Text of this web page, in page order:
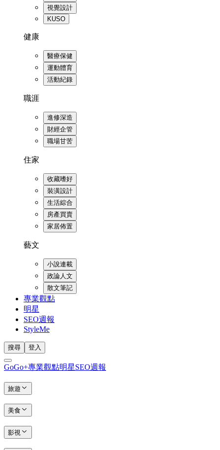
視覺設計
KUSO
健康
醫療保健
運動體育
活動紀錄
職涯
進修深造
財經企管
職場甘苦
住家
收藏嗜好
裝潢設計
生活綜合
房產買賣
家居佈置
藝文
小說連載
政論人文
散文筆記
專業觀點
明星
SEO週報
StyleMe
搜尋 登入
GoGo+專業觀點明星SEO週報
旅遊
美食
影視